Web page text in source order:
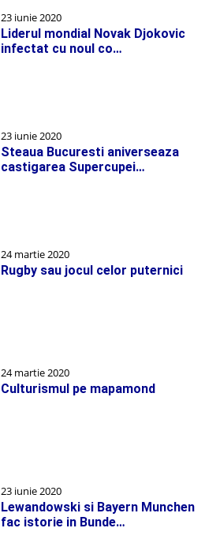
23 iunie 2020
Liderul mondial Novak Djokovic
infectat cu noul co…
23 iunie 2020
Steaua Bucuresti aniverseaza
castigarea Supercupei…
24 martie 2020
Rugby sau jocul celor puternici
24 martie 2020
Culturismul pe mapamond
23 iunie 2020
Lewandowski si Bayern Munchen
fac istorie in Bunde…